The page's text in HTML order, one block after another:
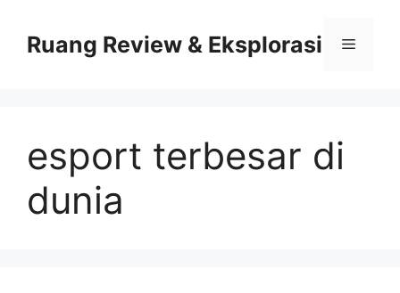
contentRuang Review & Eksplorasi Menu
esport terbesar di
dunia